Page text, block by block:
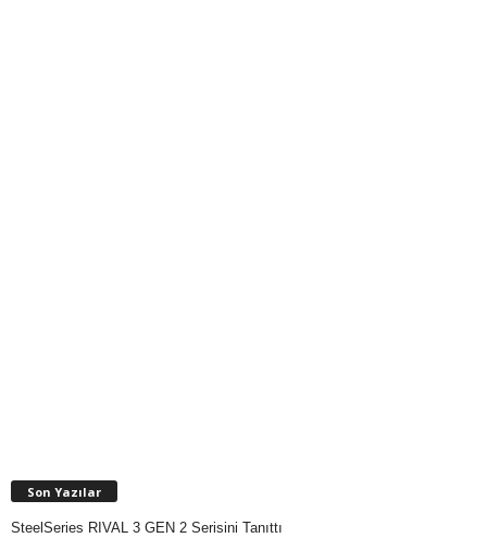
Son Yazılar
SteelSeries RIVAL 3 GEN 2 Serisini Tanıttı